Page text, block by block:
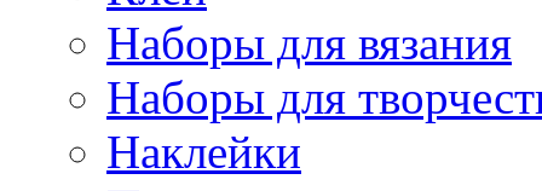
Наборы для вязания
Наборы для
Наклейки